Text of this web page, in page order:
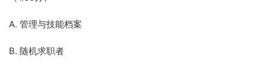
A. 管理与技能档案
B. 随机求职者